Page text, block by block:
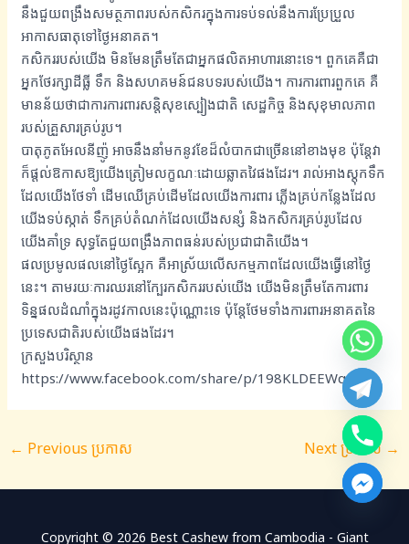
នឹងជួយពង្រឹងសមត្ថភាពរបស់កសិករក្នុងការទប់ទល់នឹងការប្រែប្រួល
អាកាសធាតុទៅថ្ងៃអនាគត។
កសិកររបស់យើង មិនមែនត្រឹមតែជាអ្នកផលិតអាហារនោះទេ។ ពួកគេគឺជា
អ្នកថែរក្សាដីធ្លី ទឹក និងសហគមន៍ជនបទរបស់យើង។ ការការពារពួកគេ គឺ
មានន័យថាជាការការពារសន្តិសុខស្បៀងជាតិ សេដ្ឋកិច្ច និងសុខុមាលភាព
របស់គ្រួសារគ្រប់រូប។
បាតុភូតអែលនីញ៉ូ អាចនឹងនាំមកនូវខែដ៏លំបាកជាច្រើននៅខាងមុខ ប៉ុន្តែវា
ក៏ផ្តល់ឱកាសឱ្យយើងត្រៀមលក្ខណៈដោយឆ្លាតវៃផងដែរ។ រាល់អាងស្តុកទឹក
ដែលយើងថែទាំ ដើមឈើគ្រប់ដើមដែលយើងការពារ ភ្លើងគ្រប់កន្លែងដែល
យើងទប់ស្កាត់ ទឹកគ្រប់តំណក់ដែលយើងសន្សំ និងកសិករគ្រប់រូបដែល
យើងគាំទ្រ សុទ្ធតែជួយពង្រឹងភាពធន់របស់ប្រជាជាតិយើង។
ផលប្រមូលផលនៅថ្ងៃស្អែក គឺអាស្រ័យលើសកម្មភាពដែលយើងធ្វើនៅថ្ងៃ
នេះ។ តាមរយៈការឈរនៅក្បែរកសិកររបស់យើង យើងមិនត្រឹមតែការពារ
ទិន្នផលដំណាំក្នុងរដូវកាលនេះប៉ុណ្ណោះទេ ប៉ុន្តែថែមទាំងការពារអនាគតនៃ
ប្រទេសជាតិរបស់យើងផងដែរ។
ក្រសួងបរិស្ថាន
https://www.facebook.com/share/p/198KLDEEWq/
← Previous ប្រកាស Next ប្រកាស →
Copyright © 2026 Best Cashew from Cambodia - Giant